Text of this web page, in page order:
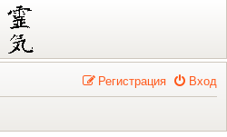
Вход
Регистрация